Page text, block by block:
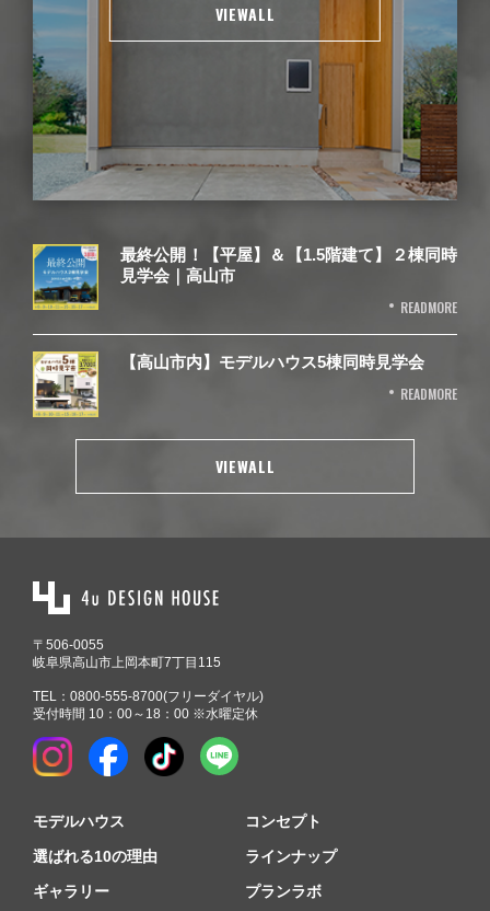
VIEWALL
最終公開！【平屋】＆【1.5階建て】２棟同時
見学会｜高山市
READMORE
【高山市内】モデルハウス5棟同時見学会
READMORE
VIEWALL
〒506-0055
岐阜県高山市上岡本町7丁目115
TEL： 0800-555-8700(フリーダイヤル)
受付時間 10：00～18：00 ※水曜定休
モデルハウス
コンセプト
選ばれる10の理由
ラインナップ
ギャラリー
プランラボ